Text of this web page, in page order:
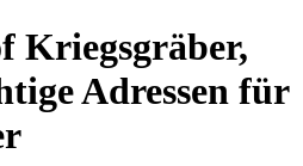
Kriegsgräber,
Adressen für